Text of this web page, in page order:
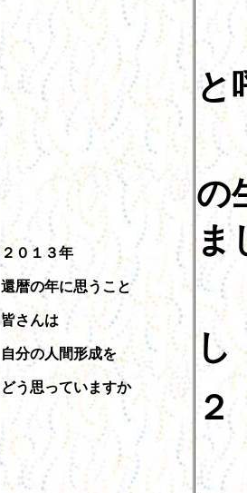
２０１３年
還暦の年に思うこと
皆さんは
自分の人間形成を
どう思っていますか
一
と
の
ま
し